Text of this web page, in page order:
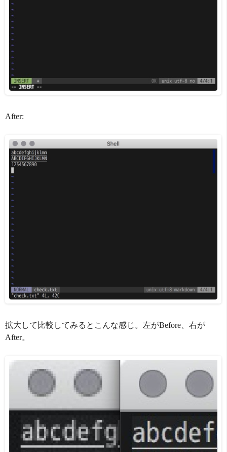
After:
拡大して比較してみるとこんな感じ。左がBefore、右が
After。